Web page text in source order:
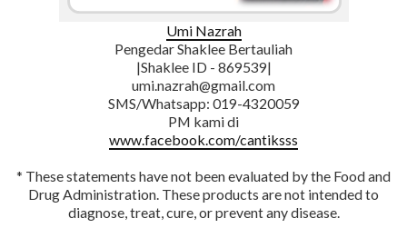
Umi Nazrah
Pengedar Shaklee Bertauliah
|Shaklee ID - 869539|
umi.nazrah@gmail.com
SMS/Whatsapp: 019-4320059
PM kami di
www.facebook.com/cantiksss
* These statements have not been evaluated by the Food and
Drug Administration. These products are not intended to
diagnose, treat, cure, or prevent any disease.